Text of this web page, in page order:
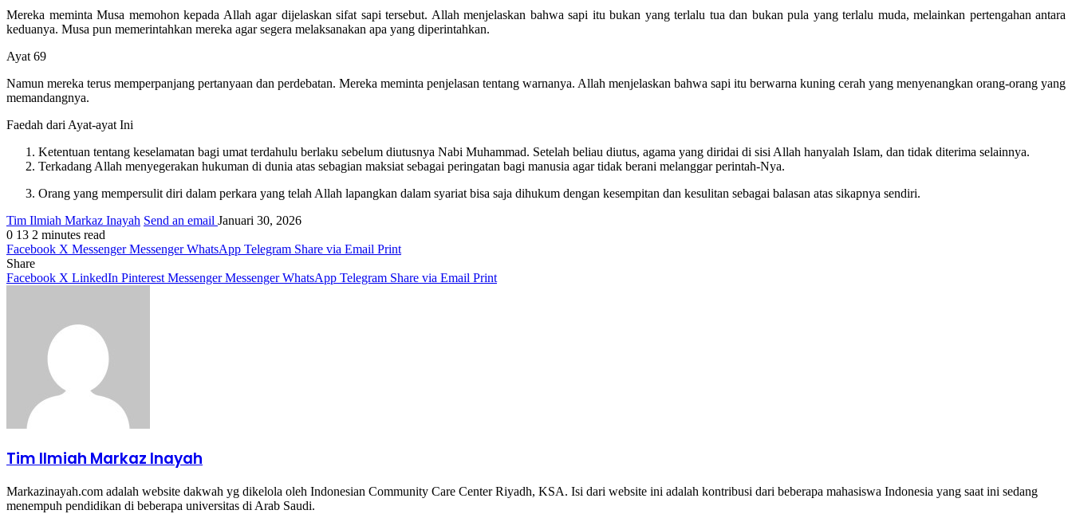
Mereka meminta Musa memohon kepada Allah agar dijelaskan sifat sapi tersebut. Allah menjelaskan bahwa sapi itu bukan yang terlalu tua dan bukan pula yang terlalu muda, melainkan pertengahan antara
keduanya. Musa pun memerintahkan mereka agar segera melaksanakan apa yang diperintahkan.
Ayat 69
Namun mereka terus memperpanjang pertanyaan dan perdebatan. Mereka meminta penjelasan tentang warnanya. Allah menjelaskan bahwa sapi itu berwarna kuning cerah yang menyenangkan orang-orang yang
memandangnya.
Faedah dari Ayat-ayat Ini
Ketentuan tentang keselamatan bagi umat terdahulu berlaku sebelum diutusnya Nabi Muhammad. Setelah beliau diutus, agama yang diridai di sisi Allah hanyalah Islam, dan tidak diterima selainnya.
Terkadang Allah menyegerakan hukuman di dunia atas sebagian maksiat sebagai peringatan bagi manusia agar tidak berani melanggar perintah-Nya.
Orang yang mempersulit diri dalam perkara yang telah Allah lapangkan dalam syariat bisa saja dihukum dengan kesempitan dan kesulitan sebagai balasan atas sikapnya sendiri.
Tim Ilmiah Markaz Inayah Send an email Januari 30, 2026
0 13 2 minutes read
Facebook X Messenger Messenger WhatsApp Telegram Share via Email Print
Share
Facebook X LinkedIn Pinterest Messenger Messenger WhatsApp Telegram Share via Email Print
Tim Ilmiah Markaz Inayah
Markazinayah.com adalah website dakwah yg dikelola oleh Indonesian Community Care Center Riyadh, KSA. Isi dari website ini adalah kontribusi dari beberapa mahasiswa Indonesia yang saat ini sedang
menempuh pendidikan di beberapa universitas di Arab Saudi.